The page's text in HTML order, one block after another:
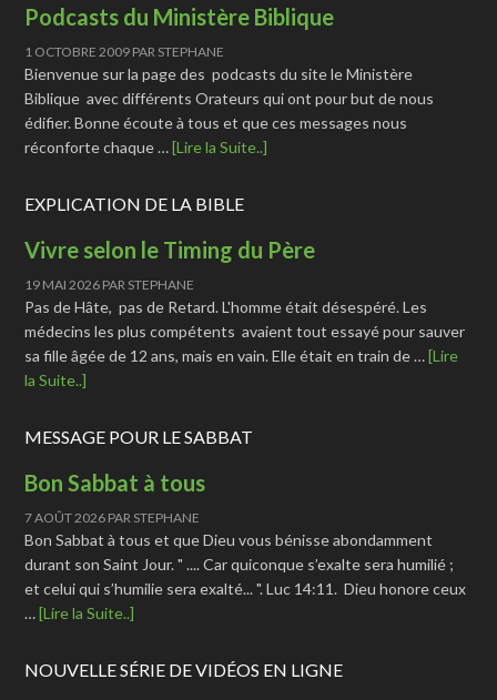
Podcasts du Ministère Biblique
1 OCTOBRE 2009 PAR STEPHANE
Bienvenue sur la page des podcasts du site le Ministère
Biblique avec différents Orateurs qui ont pour but de nous
édifier. Bonne écoute à tous et que ces messages nous
réconforte chaque …[Lire la Suite..]
EXPLICATION DE LA BIBLE
Vivre selon le Timing du Père
19 MAI 2026 PAR STEPHANE
Pas de Hâte, pas de Retard. L'homme était désespéré. Les
médecins les plus compétents avaient tout essayé pour sauver
sa fille âgée de 12 ans, mais en vain. Elle était en train de …[Lire
la Suite..]
MESSAGE POUR LE SABBAT
Bon Sabbat à tous
7 AOÛT 2026 PAR STEPHANE
Bon Sabbat à tous et que Dieu vous bénisse abondamment
durant son Saint Jour. " .... Car quiconque s’exalte sera humilié ;
et celui qui s’humilie sera exalté... ". Luc 14:11. Dieu honore ceux
…[Lire la Suite..]
NOUVELLE SÉRIE DE VIDÉOS EN LIGNE